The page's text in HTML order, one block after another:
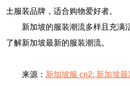
土服装品牌，适合购物爱好者。
新加坡的服装潮流多样且充满
了解新加坡最新的服装潮流。
来源： 新加坡服 cn2: 新加坡